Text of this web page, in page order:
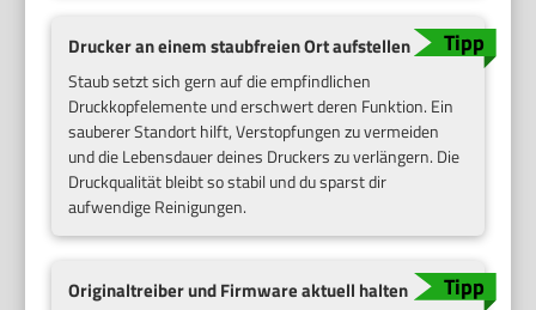
Drucker an einem staubfreien Ort aufstellen
Staub setzt sich gern auf die empfindlichen
Druckkopfelemente und erschwert deren Funktion. Ein
sauberer Standort hilft, Verstopfungen zu vermeiden
und die Lebensdauer deines Druckers zu verlängern. Die
Druckqualität bleibt so stabil und du sparst dir
aufwendige Reinigungen.
Originaltreiber und Firmware aktuell halten